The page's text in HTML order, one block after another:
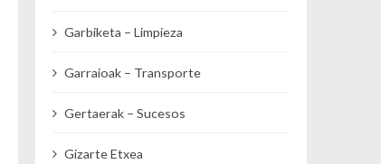
Garbiketa – Limpieza
Garraioak – Transporte
Gertaerak – Sucesos
Gizarte Etxea